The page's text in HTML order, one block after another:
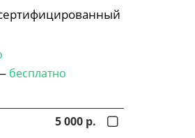
бесплатно
5 000 р.